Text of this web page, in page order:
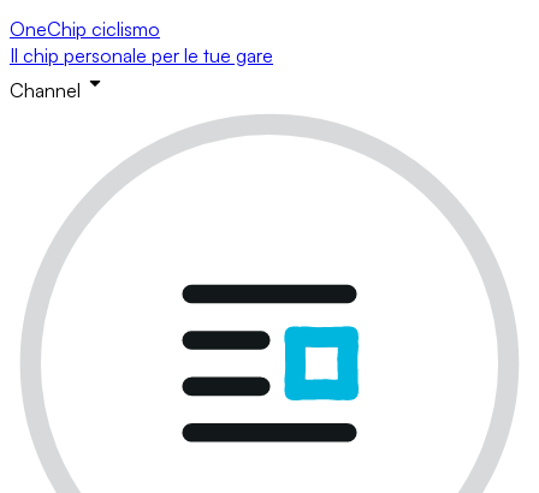
OneChip ciclismo
Il chip personale per le tue gare
Channel